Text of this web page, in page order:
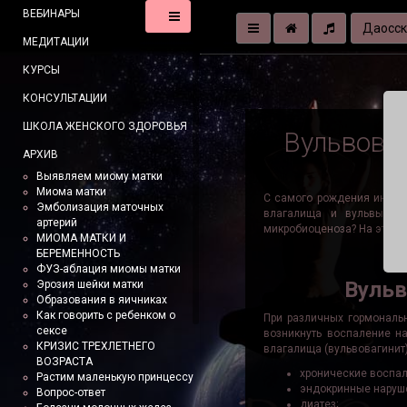
ВЕБИНАРЫ
МЕДИТАЦИИ
КУРСЫ
КОНСУЛЬТАЦИИ
ШКОЛА ЖЕНСКОГО ЗДОРОВЬЯ
АРХИВ
Выявляем миому матки
Миома матки
Эмболизация маточных
артерий
МИОМА МАТКИ И
БЕРЕМЕННОСТЬ
ФУЗ-аблация миомы матки
Эрозия шейки матки
Образования в яичниках
Как говорить с ребенком о
сексе
КРИЗИС ТРЕХЛЕТНЕГО
ВОЗРАСТА
Растим маленькую принцессу
Вопрос-ответ
С самого рождения
влагалища и вульвы,
микробиоценоза? На эти и
При различных
возникнуть воспаление
влагалища
хронические
эндокринные
диатез;